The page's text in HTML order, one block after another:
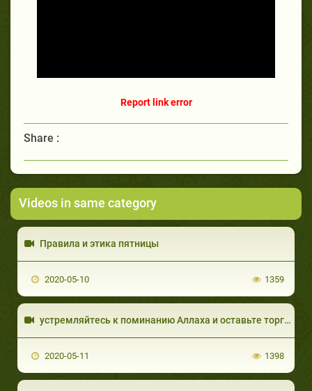
Report link error
Share :
Videos in same category
Правила и этика пятницы
2020-05-10 1359
устремляйтесь к поминанию Аллаха и оставьте торговлю
2020-05-11 1398